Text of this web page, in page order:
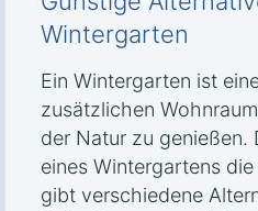
Wintergarten
Ein Wintergarten ist
zusätzlichen
der Natur zu genießen.
eines Wintergartens
gibt verschiedene